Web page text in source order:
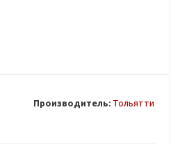
Производитель: Тольятти